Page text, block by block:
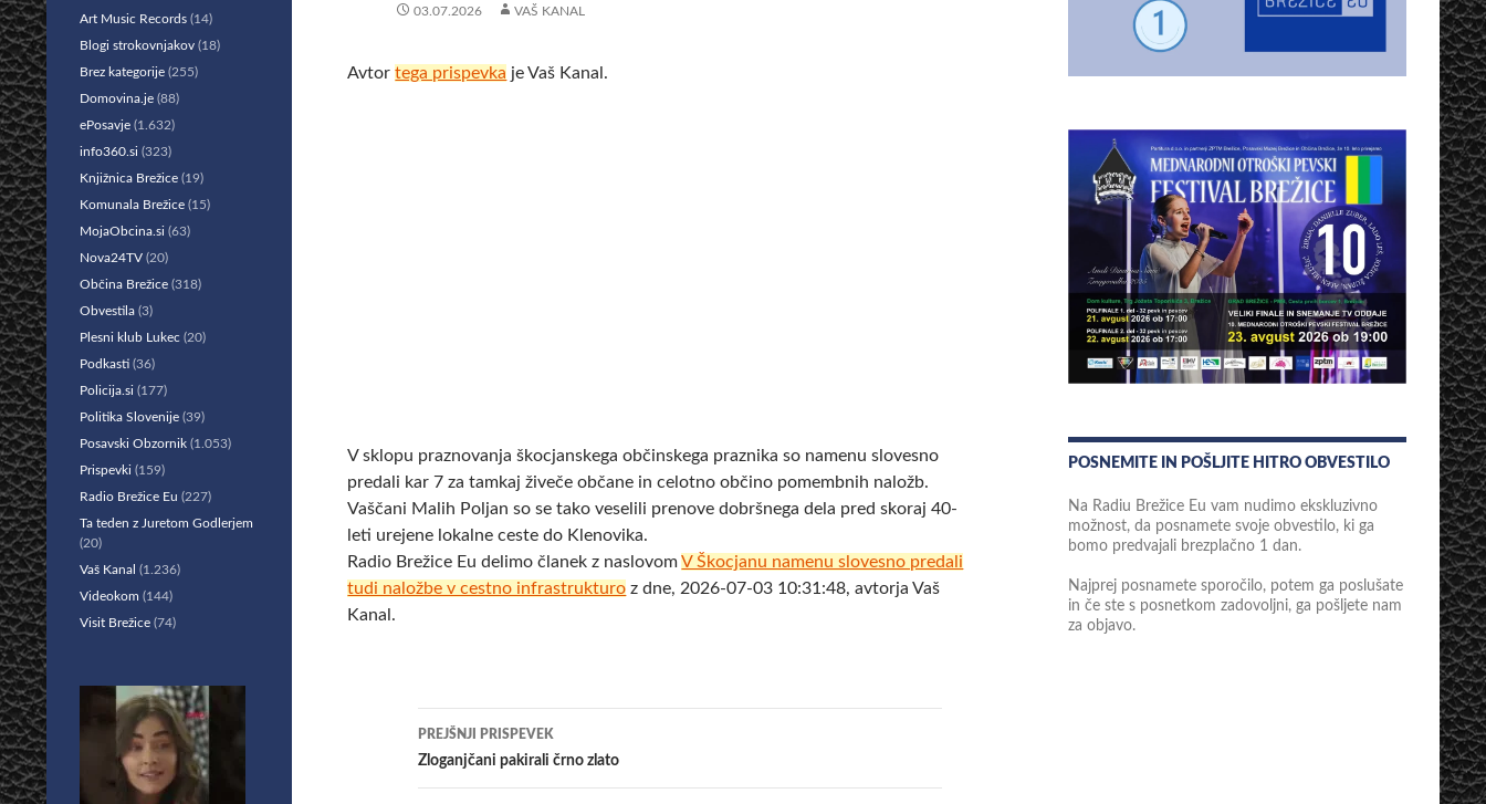
03.07.2026 VAŠ KANAL
Avtortega prispevka je Vaš Kanal.
V sklopu praznovanja škocjanskega občinskega praznika so namenu slovesno
predali kar 7 za tamkaj živeče občane in celotno občino pomembnih naložb.
Vaščani Malih Poljan so se tako veselili prenove dobršnega dela pred skoraj 40-
leti urejene lokalne ceste do Klenovika.
Radio Brežice Eu delimo članek z naslovomV Škocjanu namenu slovesno predali
tudi naložbe v cestno infrastrukturo z dne, 2026-07-03 10:31:48, avtorja Vaš
Kanal.
Krmarjenje
po
PREJŠNJI PRISPEVEK
Zloganjčani pakirali črno zlato
POSNEMITE IN POŠLJITE HITRO OBVESTILO
Na Radiu Brežice Eu vam nudimo ekskluzivno
možnost, da posnamete svoje obvestilo, ki ga
bomo predvajali brezplačno 1 dan.
Najprej posnamete sporočilo, potem ga poslušate
in če ste s posnetkom zadovoljni, ga pošljete nam
za objavo.
Art Music Records (14)
Blogi strokovnjakov (18)
Brez kategorije (255)
Domovina.je (88)
ePosavje (1.632)
info360.si (323)
Knjižnica Brežice (19)
Komunala Brežice (15)
MojaObcina.si (63)
Nova24TV (20)
Občina Brežice (318)
Obvestila (3)
Plesni klub Lukec (20)
Podkasti (36)
Policija.si (177)
Politika Slovenije (39)
Posavski Obzornik (1.053)
Prispevki (159)
Radio Brežice Eu (227)
Ta teden z Juretom Godlerjem
(20)
Vaš Kanal (1.236)
Videokom (144)
Visit Brežice (74)